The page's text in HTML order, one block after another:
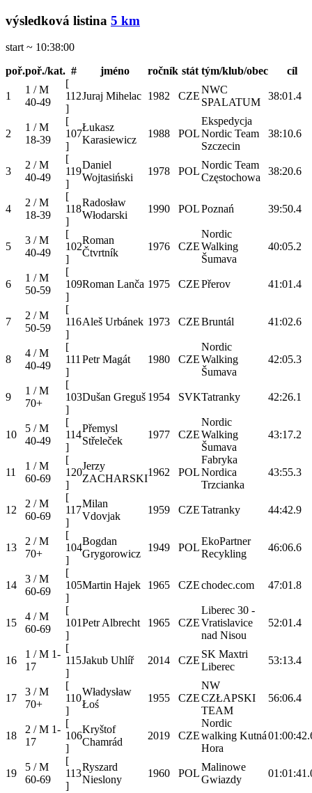
výsledková listina 5 km
start ~ 10:38:00
poř.poř./kat. # jméno ročník stát tým/klub/obec cíl
1
1 / M
40-49
[
112
]
Juraj Mihelac 1982 CZE
NWC
SPALATUM
38:01.4
2
1 / M
18-39
[
107
]
Łukasz
Karasiewicz
1988 POL
Ekspedycja
Nordic Team
Szczecin
38:10.6
3
2 / M
40-49
[
119
]
Daniel
Wojtasiński
1978 POL
Nordic Team
Częstochowa
38:20.6
4
2 / M
18-39
[
118
]
Radosław
Włodarski
1990 POLPoznań 39:50.4
5
3 / M
40-49
[
102
]
Roman
Čtvrtník
1976 CZE
Nordic
Walking
Šumava
40:05.2
6
1 / M
50-59
[
109
]
Roman Lanča 1975 CZEPřerov 41:01.4
7
2 / M
50-59
[
116
]
Aleš Urbánek 1973 CZEBruntál 41:02.6
8
4 / M
40-49
[
111
]
Petr Magát 1980 CZE
Nordic
Walking
Šumava
42:05.3
9
1 / M
70+
[
103
]
Dušan Greguš 1954 SVKTatranky 42:26.1
10
5 / M
40-49
[
114
]
Přemysl
Střeleček
1977 CZE
Nordic
Walking
Šumava
43:17.2
11
1 / M
60-69
[
120
]
Jerzy
ZACHARSKI
1962 POL
Fabryka
Nordica
Trzcianka
43:55.3
12
2 / M
60-69
[
117
]
Milan
Vdovjak
1959 CZETatranky 44:42.9
13
2 / M
70+
[
104
]
Bogdan
Grygorowicz
1949 POL
EkoPartner
Recykling
46:06.6
14
3 / M
60-69
[
105
]
Martin Hajek 1965 CZEchodec.com 47:01.8
15
4 / M
60-69
[
101
]
Petr Albrecht 1965 CZE
Liberec 30 -
Vratislavice
nad Nisou
52:01.4
16
1 / M 1-
17
[
115
]
Jakub Uhlíř 2014 CZE
SK Maxtri
Liberec
53:13.4
17
3 / M
70+
[
110
]
Władysław
Łoś
1955 CZE
NW
CZŁAPSKI
TEAM
56:06.4
18
2 / M 1-
17
[
106
]
Kryštof
Chamrád
2019 CZE
Nordic
walking Kutná
Hora
19
5 / M
60-69
[
113
]
Ryszard
Nieslony
1960 POL
Malinowe
Gwiazdy